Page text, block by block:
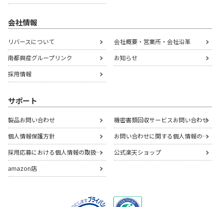
会社情報
リバースについて
会社概要・営業所・会社沿革
南都興産グループリンク
お知らせ
採用情報
サポート
製品お問い合わせ
機密書類回収サービスお問い合わせ
個人情報保護方針
お問い合わせに関する個人情報の取扱いについて
採用応募における個人情報の取扱いについて
公式楽天ショップ
amazon店